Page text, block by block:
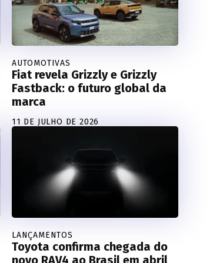
AUTOMOTIVAS
Fiat revela Grizzly e Grizzly
Fastback: o futuro global da
marca
11 DE JULHO DE 2026
LANÇAMENTOS
Toyota confirma chegada do
novo RAV4 ao Brasil em abril